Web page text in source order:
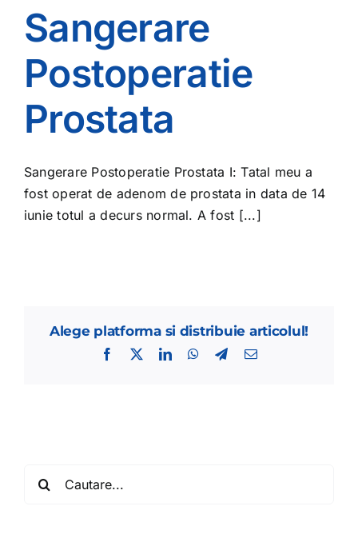
Sangerare
Postoperatie
Prostata
Sangerare Postoperatie Prostata I: Tatal meu a
fost operat de adenom de prostata in data de 14
iunie totul a decurs normal. A fost [...]
Alege platforma si distribuie articolul!
Facebook
X LinkedInWhatsApp
Telegram
E-